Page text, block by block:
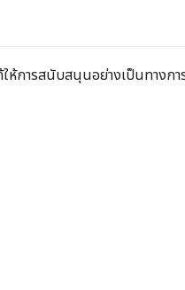
การสนับสนุนอย่างเป็นทางก